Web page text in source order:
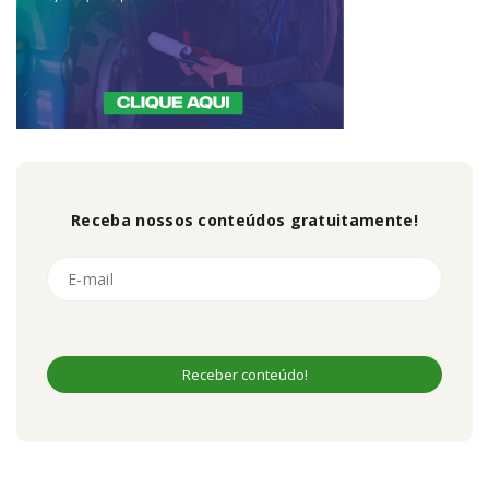
Receba nossos conteúdos gratuitamente!